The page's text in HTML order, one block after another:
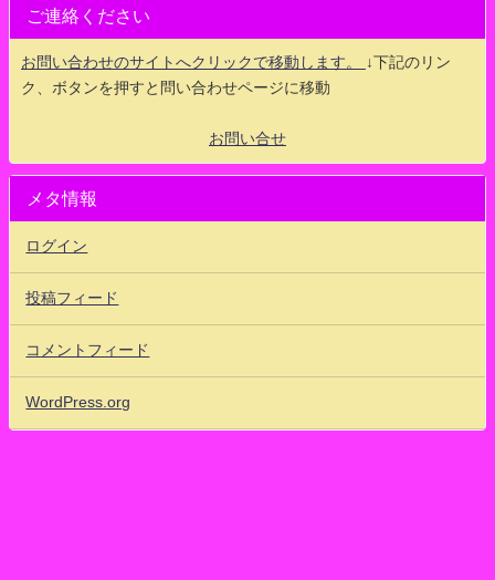
ご連絡ください
お問い合わせのサイトへクリックで移動します。
↓下記のリン
ク、ボタンを押すと問い合わせページに移動
お問い合せ
メタ情報
ログイン
投稿フィード
コメントフィード
WordPress.org